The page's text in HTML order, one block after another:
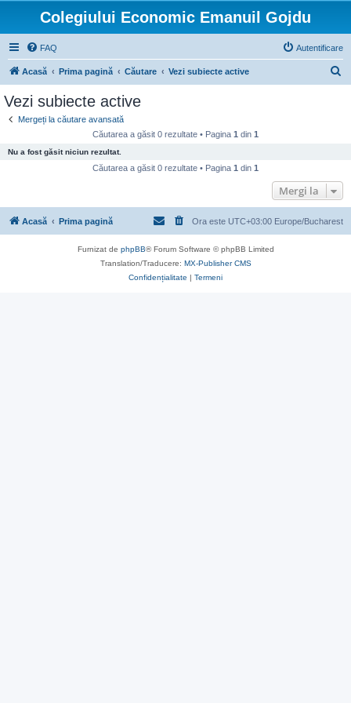
Colegiului Economic Emanuil Gojdu
FAQ Autentificare
Acasă Prima pagină Căutare Vezi subiecte active
e
Vezi subiecte active
Mergeți la căutare avansată
Căutarea a găsit 0 rezultate • Pagina 1 din 1
Nu a fost găsit niciun rezultat.
Căutarea a găsit 0 rezultate • Pagina 1 din 1
Mergi la
Acasă Prima pagină Ora este UTC+03:00 Europe/Bucharest
Furnizat de phpBB® Forum Software © phpBB Limited
Translation/Traducere: MX-Publisher CMS
Confidențialitate | Termeni